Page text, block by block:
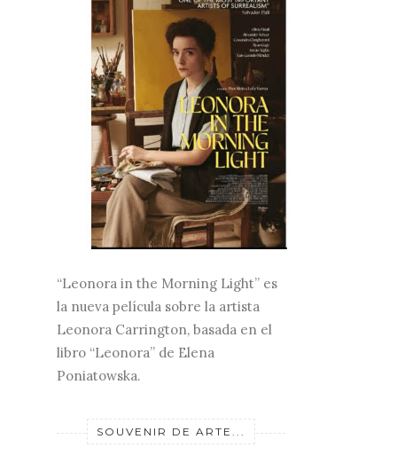
“Leonora in the Morning Light” es
la nueva película sobre la artista
Leonora Carrington, basada en el
libro “Leonora” de Elena
Poniatowska.
SOUVENIR DE ARTE...